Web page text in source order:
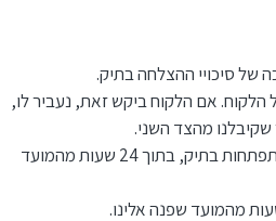
סיכויי ההצלחה בתיק.
הלקוח. אם הלקוח ביקש זאת, נעביר לו,
לתת ללקוח עדכון, בכל התפתחות בתיק, בתוך 24 שעות מהמועד